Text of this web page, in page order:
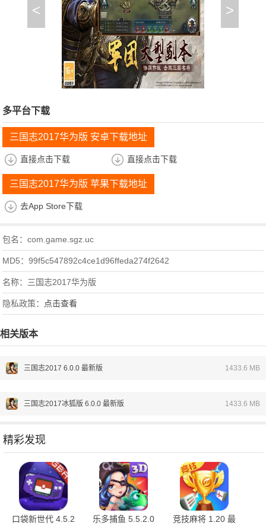
< >
多平台下载
三国志2017华为版 安卓下载地址
直接点击下载 直接点击下载
三国志2017华为版 苹果下载地址
去App Store下载
包名：com.game.sgz.uc
MD5：99f5c547892c4ce1d96ffeda274f2642
名称：三国志2017华为版
隐私政策： 点击查看
相关版本
三国志2017 6.0.0 最新版 1433.6 MB
三国志2017冰狐版 6.0.0 最新版 1433.6 MB
精彩发现
口袋新世代 4.5.2
乐多捕鱼 5.5.2.0
竞技麻将 1.20 最